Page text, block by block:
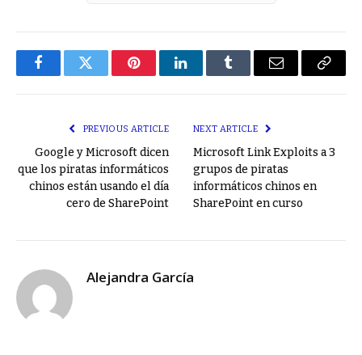
FacebookTwitter PinterestLinkedInTumblr Email
Copy
PREVIOUS ARTICLE
Google y Microsoft dicen
que los piratas informáticos
chinos están usando el día
cero de SharePoint
NEXT ARTICLE
Microsoft Link Exploits a 3
grupos de piratas
informáticos chinos en
SharePoint en curso
Alejandra García